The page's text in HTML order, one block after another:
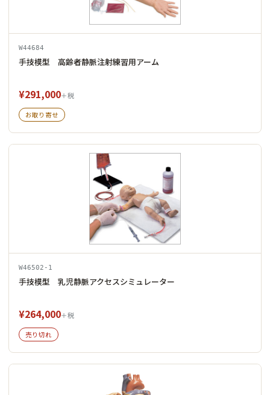
W44684
手技模型 高齢者静脈注射練習用アーム
¥291,000＋税
お取り寄せ
W46502-1
手技模型 乳児静脈アクセスシミュレーター
¥264,000＋税
売り切れ